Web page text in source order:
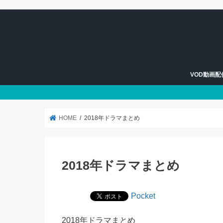
VOD動画配
HOME 2018年ドラマまとめ
2018年ドラマまとめ
Pocket
2018年ドラマまとめ